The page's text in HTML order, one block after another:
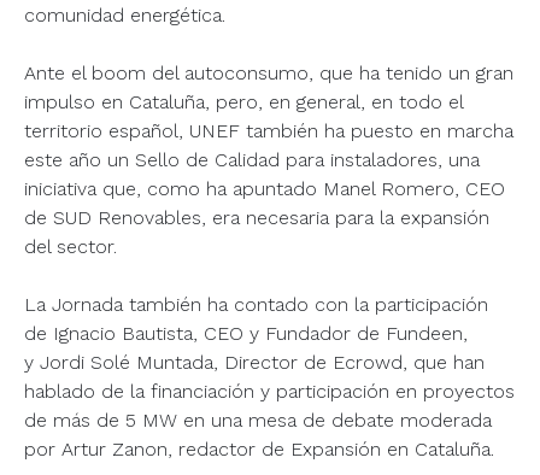
comunidad energética.
Ante el boom del autoconsumo, que ha tenido un gran
impulso en Cataluña, pero, en general, en todo el
territorio español, UNEF también ha puesto en marcha
este año un Sello de Calidad para instaladores, una
iniciativa que, como ha apuntado Manel Romero, CEO
de SUD Renovables, era necesaria para la expansión
del sector.
La Jornada también ha contado con la participación
de Ignacio Bautista, CEO y Fundador de Fundeen,
y Jordi Solé Muntada, Director de Ecrowd, que han
hablado de la financiación y participación en proyectos
de más de 5 MW en una mesa de debate moderada
por Artur Zanon, redactor de Expansión en Cataluña.